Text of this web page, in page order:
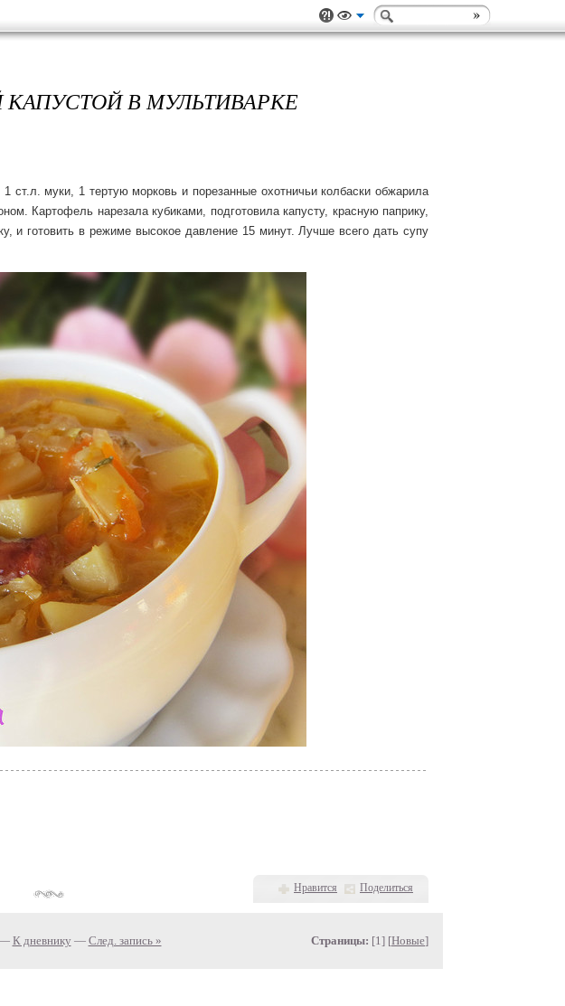
В МУЛЬТИВАРКЕ
муки, 1 тертую морковь и порезанные охотничьи колбаски обжарила
Картофель нарезала кубиками, подготовила капусту, красную паприку,
и готовить в режиме высокое давление 15 минут. Лучше всего дать супу
Нравится Поделиться
К дневнику — След. запись » Страницы: [1] [Новые]